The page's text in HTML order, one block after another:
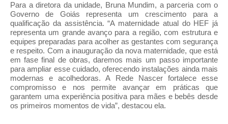
Para a diretora da unidade, Bruna Mundim, a parceria com o
Governo de Goiás representa um crescimento para a
qualificação da assistência. “A maternidade atual do HEF já
representa um grande avanço para a região, com estrutura e
equipes preparadas para acolher as gestantes com segurança
e respeito. Com a inauguração da nova maternidade, que está
em fase final de obras, daremos mais um passo importante
para ampliar esse cuidado, oferecendo instalações ainda mais
modernas e acolhedoras. A Rede Nascer fortalece esse
compromisso e nos permite avançar em práticas que
garantem uma experiência positiva para mães e bebês desde
os primeiros momentos de vida”, destacou ela.